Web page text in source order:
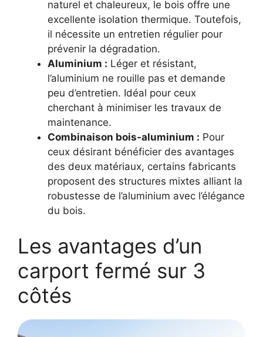
naturel et chaleureux, le bois offre une
excellente isolation thermique. Toutefois,
il nécessite un entretien régulier pour
prévenir la dégradation.
Aluminium : Léger et résistant,
l’aluminium ne rouille pas et demande
peu d’entretien. Idéal pour ceux
cherchant à minimiser les travaux de
maintenance.
Combinaison bois-aluminium : Pour
ceux désirant bénéficier des avantages
des deux matériaux, certains fabricants
proposent des structures mixtes alliant la
robustesse de l’aluminium avec l’élégance
du bois.
Les avantages d’un
carport fermé sur 3
côtés